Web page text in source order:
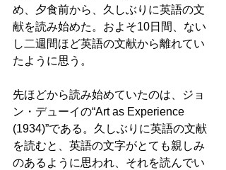
め、夕食前から、久しぶりに英語の文
献を読み始めた。およそ10日間、ない
し二週間ほど英語の文献から離れてい
たように思う。
先ほどから読み始めていたのは、ジョ
ン・デューイの“Art as Experience
(1934)”である。久しぶりに英語の文献
を読むと、英語の文字がとても親しみ
のあるように思われ、それを読んでい